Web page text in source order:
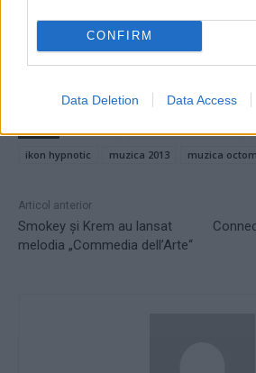
CONFIRM
Data Deletion Data Access
ikon hypnotic
muzica 2013 muzica
Articol anterior
Smokey şi Krem au lansat
melodia „Commedia dell’Arte“